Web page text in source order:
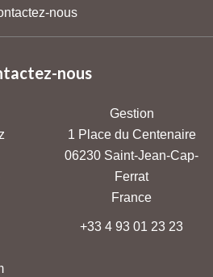
nous
nous
Gestion
1 Place du Centenaire
06230 Saint-Jean-Cap-
Ferrat
France
+33 4 93 01 23 23